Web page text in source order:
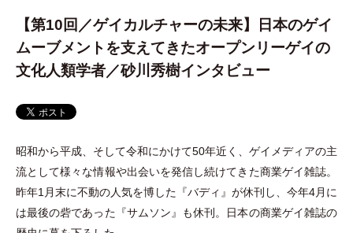
【第10回／ゲイカルチャーの未来】日本のゲイ
ムーブメントを支えてきたオープンリーゲイの
文化人類学者／砂川秀樹インタビュー
昭和から平成、そして令和にかけて50年近く、ゲイメディアの主
流として様々な情報や出会いを発信し続けてきた商業ゲイ雑誌。
昨年1月末に不動の人気を博した『バディ』が休刊し、今年4月に
は最後の砦であった『サムソン』も休刊。日本の商業ゲイ雑誌の